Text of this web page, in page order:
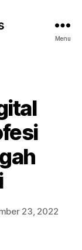
Menu
23, 2022